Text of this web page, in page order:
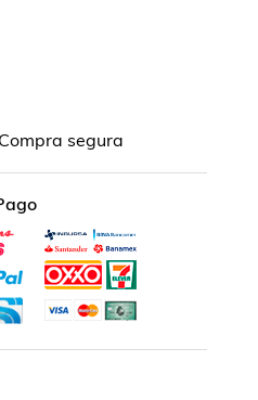
Compra segura